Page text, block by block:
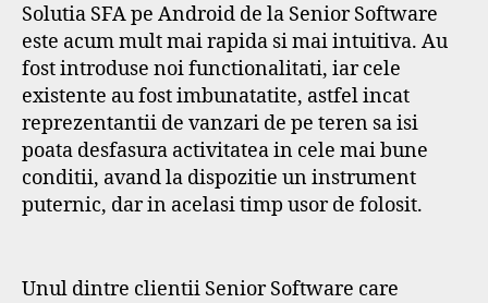
Solutia SFA pe Android de la Senior Software
este acum mult mai rapida si mai intuitiva. Au
fost introduse noi functionalitati, iar cele
existente au fost imbunatatite, astfel incat
reprezentantii de vanzari de pe teren sa isi
poata desfasura activitatea in cele mai bune
conditii, avand la dispozitie un instrument
puternic, dar in acelasi timp usor de folosit.
Unul dintre clientii Senior Software care